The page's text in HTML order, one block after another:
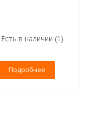
Есть в наличии (1)
Подробнее